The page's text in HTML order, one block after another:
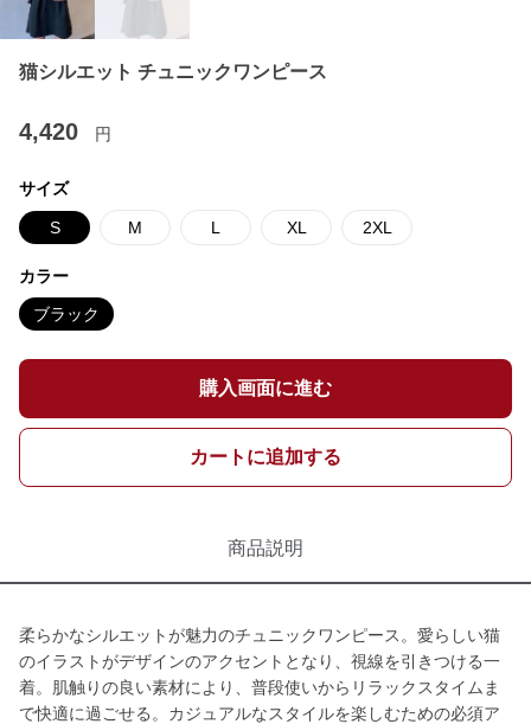
猫シルエット チュニックワンピース
4,420 円
サイズ
S M L XL 2XL
カラー
ブラック
購入画面に進む
カートに追加する
商品説明
柔らかなシルエットが魅力のチュニックワンピース。愛らしい猫
のイラストがデザインのアクセントとなり、視線を引きつける一
着。肌触りの良い素材により、普段使いからリラックスタイムま
で快適に過ごせる。カジュアルなスタイルを楽しむための必須ア